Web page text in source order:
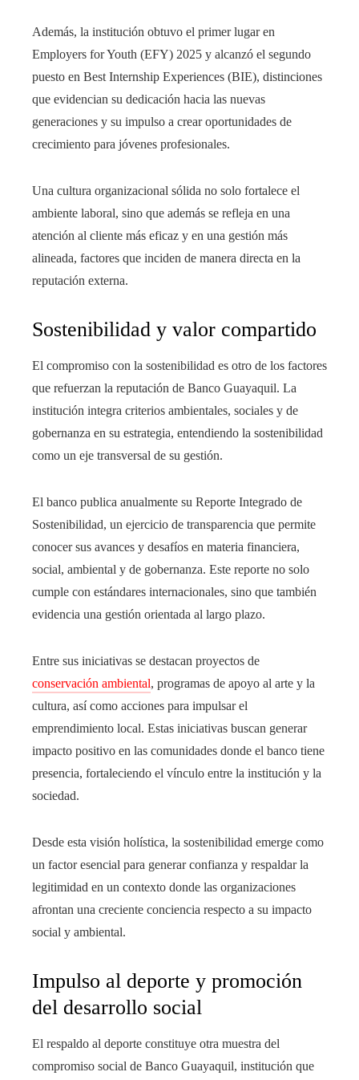
Además, la institución obtuvo el primer lugar en
Employers for Youth (EFY) 2025 y alcanzó el segundo
puesto en Best Internship Experiences (BIE), distinciones
que evidencian su dedicación hacia las nuevas
generaciones y su impulso a crear oportunidades de
crecimiento para jóvenes profesionales.
Una cultura organizacional sólida no solo fortalece el
ambiente laboral, sino que además se refleja en una
atención al cliente más eficaz y en una gestión más
alineada, factores que inciden de manera directa en la
reputación externa.
Sostenibilidad y valor compartido
El compromiso con la sostenibilidad es otro de los factores
que refuerzan la reputación de Banco Guayaquil. La
institución integra criterios ambientales, sociales y de
gobernanza en su estrategia, entendiendo la sostenibilidad
como un eje transversal de su gestión.
El banco publica anualmente su Reporte Integrado de
Sostenibilidad, un ejercicio de transparencia que permite
conocer sus avances y desafíos en materia financiera,
social, ambiental y de gobernanza. Este reporte no solo
cumple con estándares internacionales, sino que también
evidencia una gestión orientada al largo plazo.
Entre sus iniciativas se destacan proyectos de
conservación ambiental, programas de apoyo al arte y la
cultura, así como acciones para impulsar el
emprendimiento local. Estas iniciativas buscan generar
impacto positivo en las comunidades donde el banco tiene
presencia, fortaleciendo el vínculo entre la institución y la
sociedad.
Desde esta visión holística, la sostenibilidad emerge como
un factor esencial para generar confianza y respaldar la
legitimidad en un contexto donde las organizaciones
afrontan una creciente conciencia respecto a su impacto
social y ambiental.
Impulso al deporte y promoción
del desarrollo social
El respaldo al deporte constituye otra muestra del
compromiso social de Banco Guayaquil, institución que